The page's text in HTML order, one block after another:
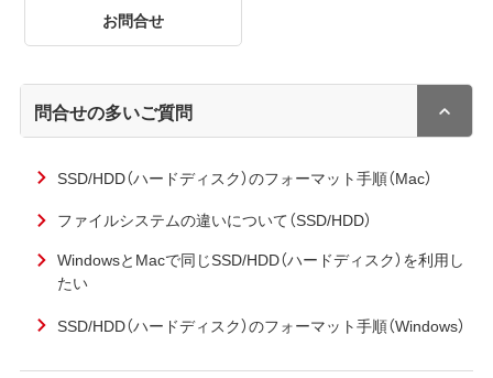
お問合せ
問合せの多いご質問
SSD/HDD（ハードディスク）のフォーマット手順（Mac）
ファイルシステムの違いについて（SSD/HDD）
WindowsとMacで同じSSD/HDD（ハードディスク）を利用し
たい
SSD/HDD（ハードディスク）のフォーマット手順（Windows）